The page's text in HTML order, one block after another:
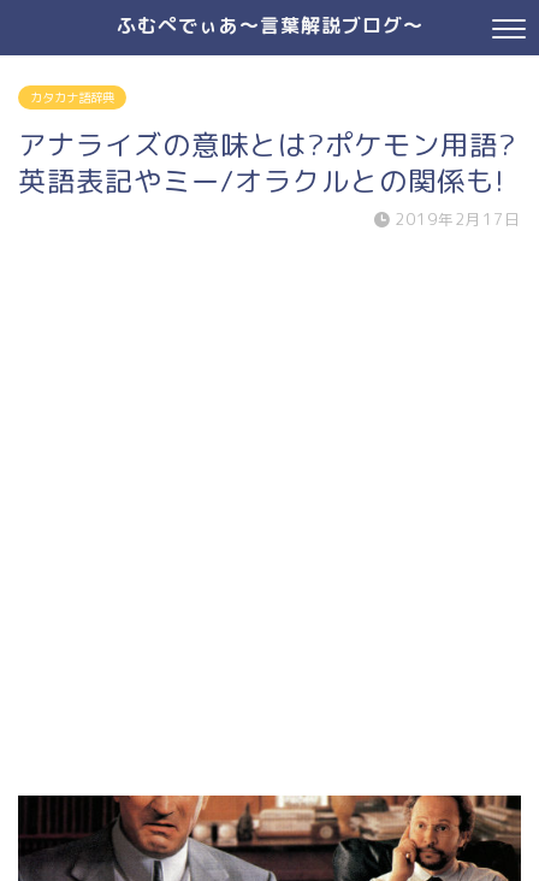
ふむぺでぃあ～言葉解説ブログ～
カタカナ語辞典
アナライズの意味とは?ポケモン用語?
英語表記やミー/オラクルとの関係も!
2019年2月17日